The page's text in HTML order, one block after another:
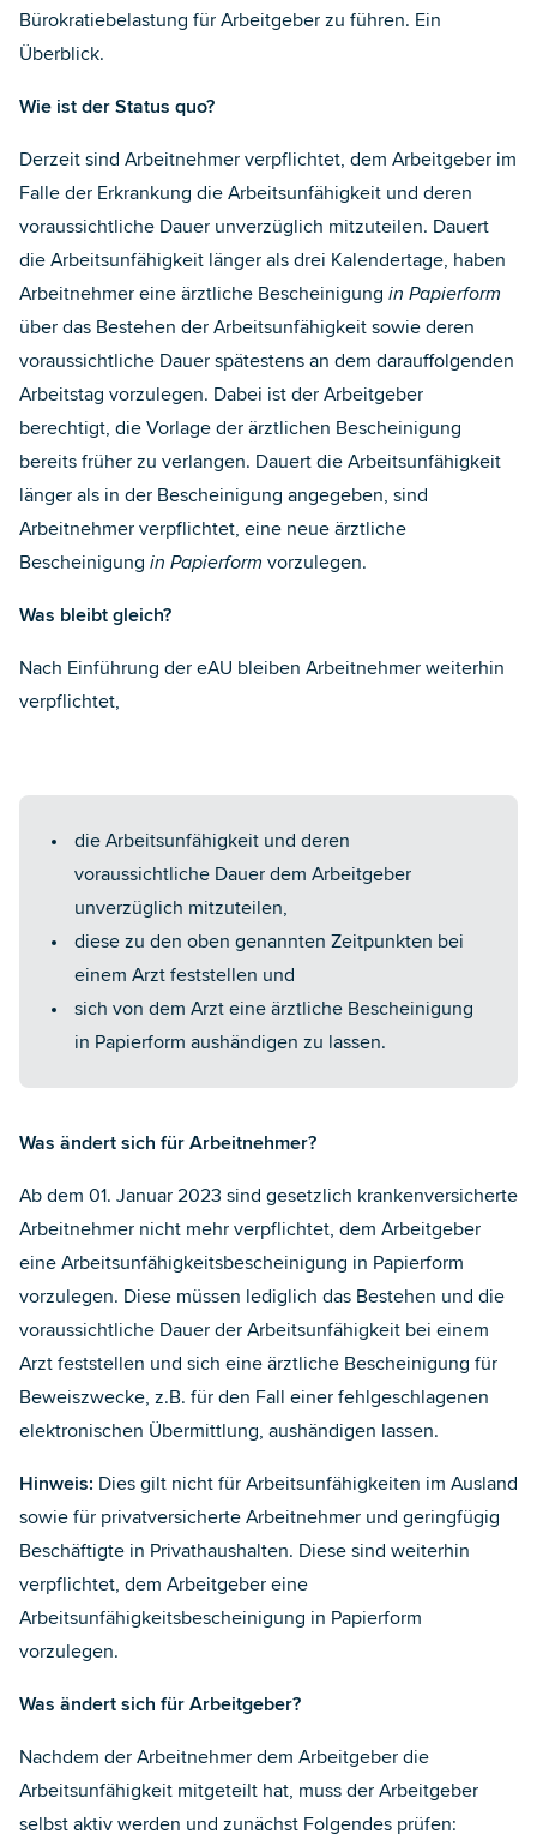
Bürokratiebelastung für Arbeitgeber zu führen. Ein
Überblick.
Wie ist der Status quo?
Derzeit sind Arbeitnehmer verpflichtet, dem Arbeitgeber im
Falle der Erkrankung die Arbeitsunfähigkeit und deren
voraussichtliche Dauer unverzüglich mitzuteilen. Dauert
die Arbeitsunfähigkeit länger als drei Kalendertage, haben
Arbeitnehmer eine ärztliche Bescheinigung in Papierform
über das Bestehen der Arbeitsunfähigkeit sowie deren
voraussichtliche Dauer spätestens an dem darauffolgenden
Arbeitstag vorzulegen. Dabei ist der Arbeitgeber
berechtigt, die Vorlage der ärztlichen Bescheinigung
bereits früher zu verlangen. Dauert die Arbeitsunfähigkeit
länger als in der Bescheinigung angegeben, sind
Arbeitnehmer verpflichtet, eine neue ärztliche
Bescheinigung in Papierform vorzulegen.
Was bleibt gleich?
Nach Einführung der eAU bleiben Arbeitnehmer weiterhin
verpflichtet,
die Arbeitsunfähigkeit und deren
voraussichtliche Dauer dem Arbeitgeber
unverzüglich mitzuteilen,
diese zu den oben genannten Zeitpunkten bei
einem Arzt feststellen und
sich von dem Arzt eine ärztliche Bescheinigung
in Papierform aushändigen zu lassen.
Was ändert sich für Arbeitnehmer?
Ab dem 01. Januar 2023 sind gesetzlich krankenversicherte
Arbeitnehmer nicht mehr verpflichtet, dem Arbeitgeber
eine Arbeitsunfähigkeitsbescheinigung in Papierform
vorzulegen. Diese müssen lediglich das Bestehen und die
voraussichtliche Dauer der Arbeitsunfähigkeit bei einem
Arzt feststellen und sich eine ärztliche Bescheinigung für
Beweiszwecke, z.B. für den Fall einer fehlgeschlagenen
elektronischen Übermittlung, aushändigen lassen.
Hinweis: Dies gilt nicht für Arbeitsunfähigkeiten im Ausland
sowie für privatversicherte Arbeitnehmer und geringfügig
Beschäftigte in Privathaushalten. Diese sind weiterhin
verpflichtet, dem Arbeitgeber eine
Arbeitsunfähigkeitsbescheinigung in Papierform
vorzulegen.
Was ändert sich für Arbeitgeber?
Nachdem der Arbeitnehmer dem Arbeitgeber die
Arbeitsunfähigkeit mitgeteilt hat, muss der Arbeitgeber
selbst aktiv werden und zunächst Folgendes prüfen: